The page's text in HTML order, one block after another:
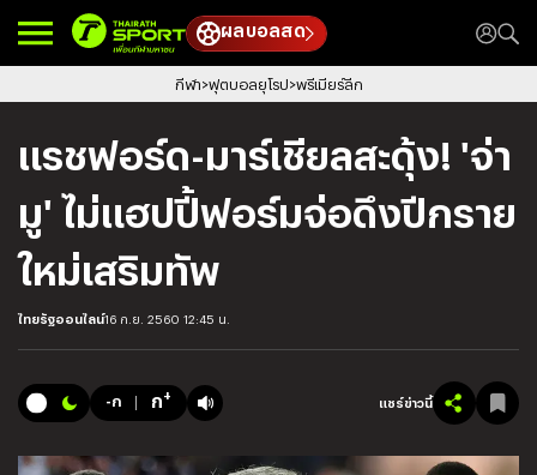
ผลบอลสด
กีฬา ฟุตบอลยุโรป พรีเมียร์ลีก
แรชฟอร์ด-มาร์เชียลสะดุ้ง! 'จ่า
มู' ไม่แฮปปี้ฟอร์มจ่อดึงปีกราย
ใหม่เสริมทัพ
ไทยรัฐออนไลน์16 ก.ย. 2560 12:45 น.
-ก ก+ แชร์ข่าวนี้